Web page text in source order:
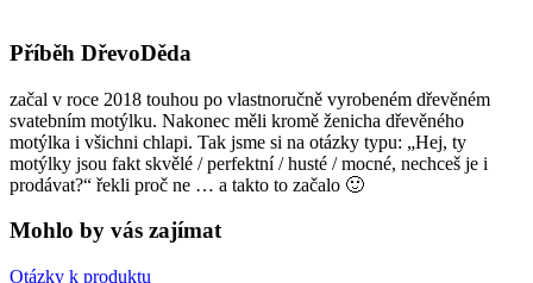
Příběh DřevoDěda
začal v roce 2018 touhou po vlastnoručně vyrobeném dřevěném
svatebním motýlku. Nakonec měli kromě ženicha dřevěného
motýlka i všichni chlapi. Tak jsme si na otázky typu: „Hej, ty
motýlky jsou fakt skvělé / perfektní / husté / mocné, nechceš je i
prodávat?“ řekli proč ne … a takto to začalo 🙂
Mohlo by vás zajímat
Otázky k produktu